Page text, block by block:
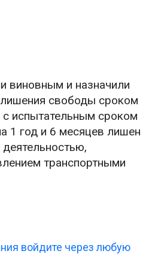
виновным и назначили
свободы сроком
с испытательным сроком
1 год и 6 месяцев лишен
транспортными
войдите через любую